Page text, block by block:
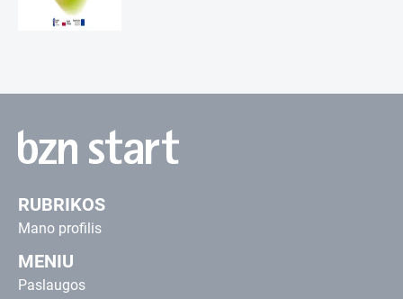
RUBRIKOS
Mano profilis
MENIU
Paslaugos